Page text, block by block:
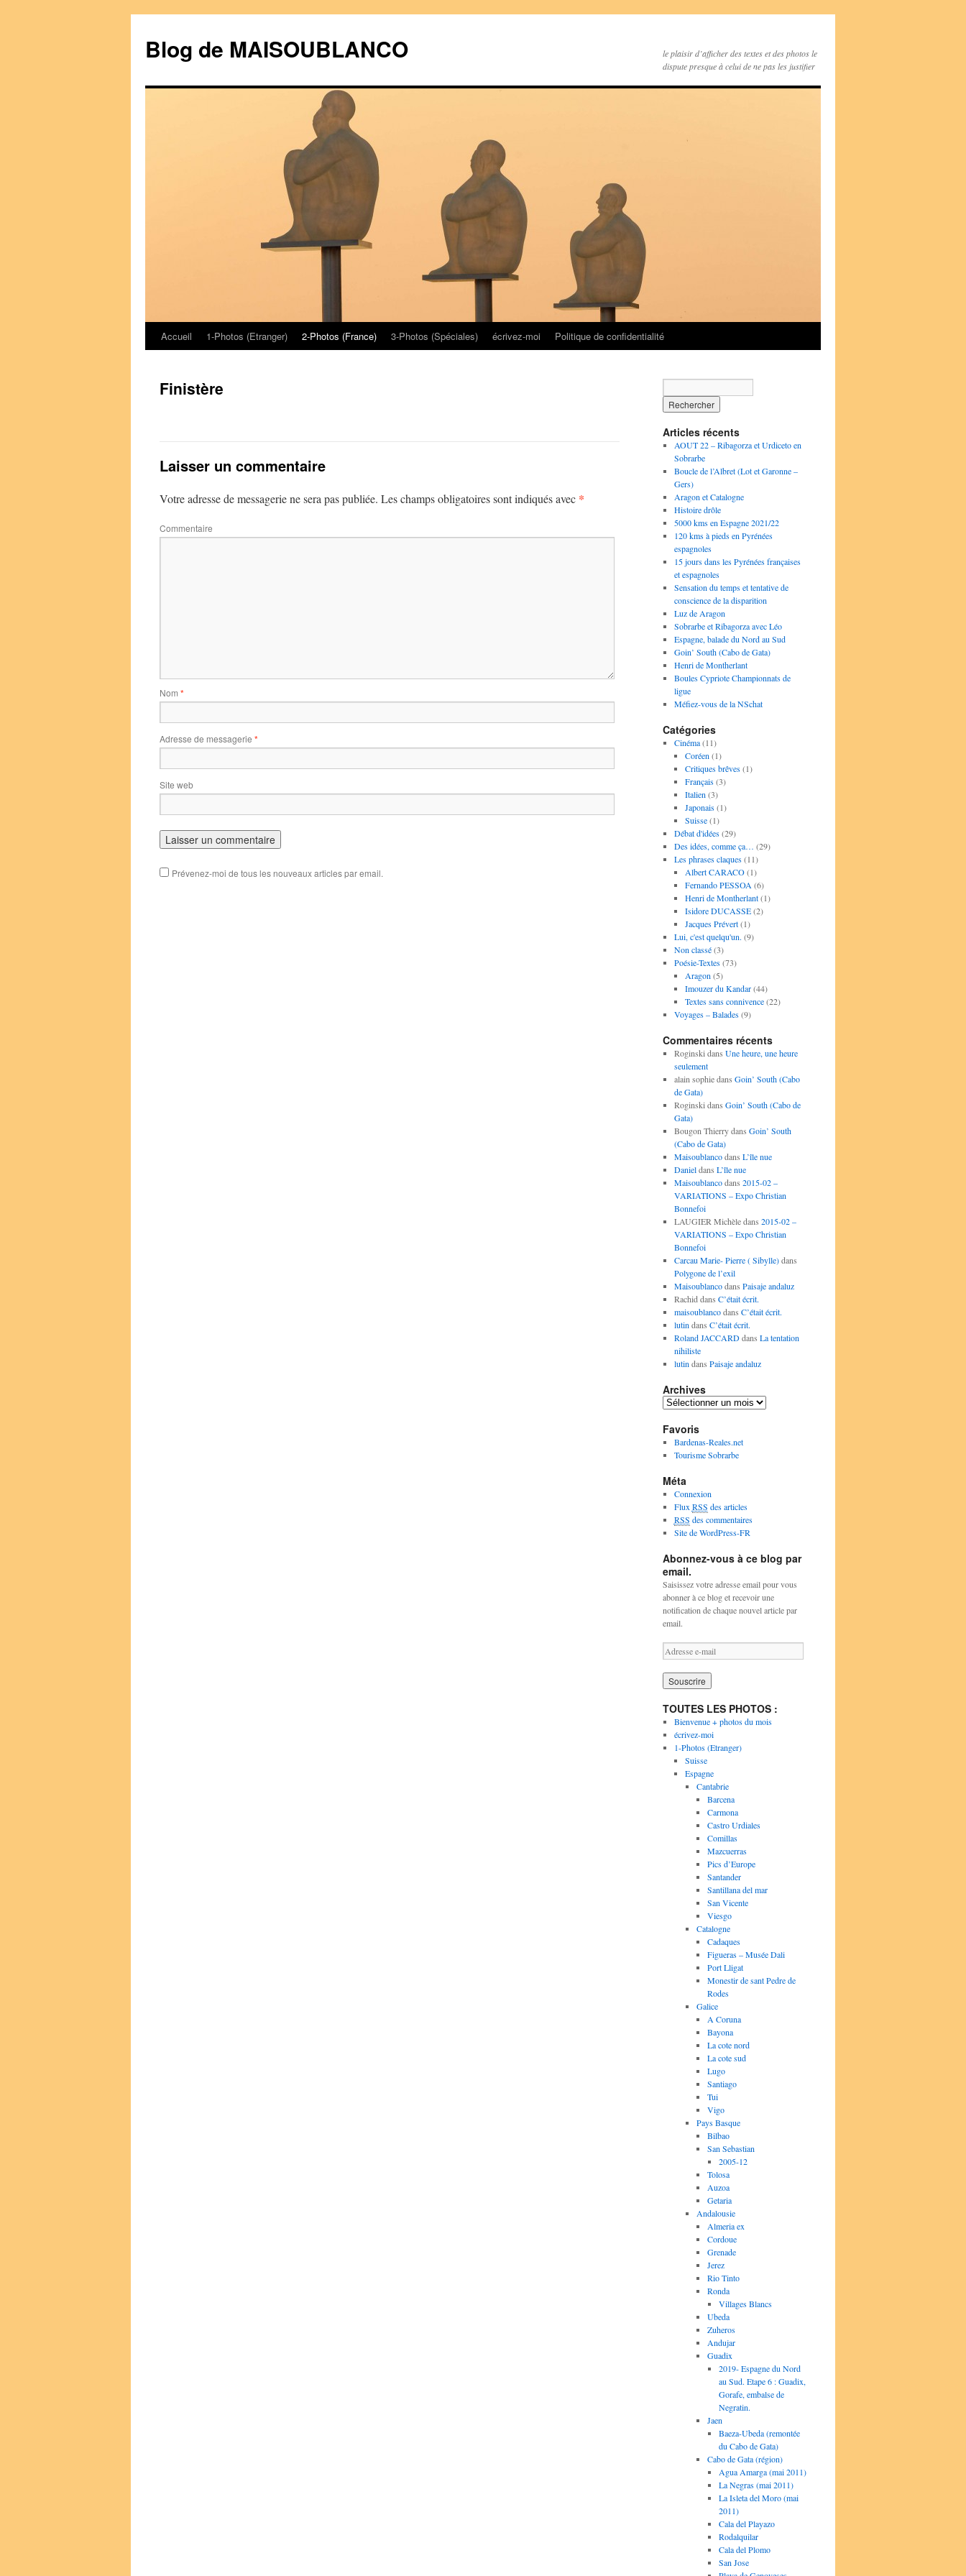
Blog de MAISOUBLANCO
le plaisir d’afficher des textes et des photos le
dispute presque à celui de ne pas les justifier
Aller
contenu
Accueil 1-Photos (Etranger) 2-Photos (France) 3-Photos (Spéciales) écrivez-moi Politique de confidentialité
Finistère
Laisser un commentaire
Votre adresse de messagerie ne sera pas publiée. Les champs obligatoires sont indiqués avec *
Commentaire
Nom *
Adresse de messagerie *
Site web
Prévenez-moi de tous les nouveaux articles par email.
Articles récents
AOUT 22 – Ribagorza et Urdiceto en
Sobrarbe
Boucle de l’Albret (Lot et Garonne –
Gers)
Aragon et Catalogne
Histoire drôle
5000 kms en Espagne 2021/22
120 kms à pieds en Pyrénées
espagnoles
15 jours dans les Pyrénées françaises
et espagnoles
Sensation du temps et tentative de
conscience de la disparition
Luz de Aragon
Sobrarbe et Ribagorza avec Léo
Espagne, balade du Nord au Sud
Goin’ South (Cabo de Gata)
Henri de Montherlant
Boules Cypriote Championnats de
ligue
Méfiez-vous de la NSchat
Catégories
Cinéma(11)
Coréen (1)
Critiques brêves(1)
Français(3)
Italien (3)
Japonais(1)
Suisse(1)
Débat d'idées(29)
Des idées, comme ça… (29)
Les phrases claques(11)
Albert CARACO(1)
Fernando PESSOA (6)
Henri de Montherlant(1)
Isidore DUCASSE(2)
Jacques Prévert(1)
Lui, c'est quelqu'un. (9)
Non classé(3)
Poésie-Textes(73)
Aragon (5)
Imouzer du Kandar(44)
Textes sans connivence(22)
Voyages – Balades(9)
Commentaires récents
Roginski dans Une heure, une heure
seulement
alain sophiedans Goin’ South (Cabo
de Gata)
Roginski dans Goin’ South (Cabo de
Gata)
Bougon Thierrydans Goin’ South
(Cabo de Gata)
Maisoublancodans L’île nue
Danieldans L’île nue
Maisoublancodans 2015-02 –
VARIATIONS – Expo Christian
Bonnefoi
LAUGIER Michèledans 2015-02 –
VARIATIONS – Expo Christian
Bonnefoi
Carcau Marie- Pierre ( Sibylle)dans
Polygone de l’exil
Maisoublancodans Paisaje andaluz
Rachid dans C’était écrit.
maisoublancodans C’était écrit.
lutin dans C’était écrit.
Roland JACCARDdans La tentation
nihiliste
lutin dans Paisaje andaluz
Archives
Archives
Favoris
Bardenas-Reales.net
Tourisme Sobrarbe
Méta
Connexion
Flux RSS des articles
RSS des commentaires
Site de WordPress-FR
Abonnez-vous à ce blog par
email.
Saisissez votre adresse email pour vous
abonner à ce blog et recevoir une
notification de chaque nouvel article par
email.
A
d
r
e
s
e
e
-
TOUTES LES PHOTOS :
Bienvenue + photos du mois
écrivez-moi
1-Photos (Etranger)
Suisse
Espagne
Cantabrie
Barcena
Carmona
Castro Urdiales
Comillas
Mazcuerras
Pics d’Europe
Santander
Santillana del mar
San Vicente
Viesgo
Catalogne
Cadaques
Figueras – Musée Dali
Port Lligat
Monestir de sant Pedre de
Rodes
Galice
A Coruna
Bayona
La cote nord
La cote sud
Lugo
Santiago
Tui
Vigo
Pays Basque
Bilbao
San Sebastian
2005-12
Tolosa
Auzoa
Getaria
Andalousie
Almeria ex
Cordoue
Grenade
Jerez
Rio Tinto
Ronda
Villages Blancs
Ubeda
Zuheros
Andujar
Guadix
2019- Espagne du Nord
au Sud. Etape 6 : Guadix,
Gorafe, embalse de
Negratin.
Jaen
Baeza-Ubeda (remontée
du Cabo de Gata)
Cabo de Gata (région)
Agua Amarga (mai 2011)
La Negras (mai 2011)
La Isleta del Moro (mai
2011)
Cala del Playazo
Rodalquilar
Cala del Plomo
San Jose